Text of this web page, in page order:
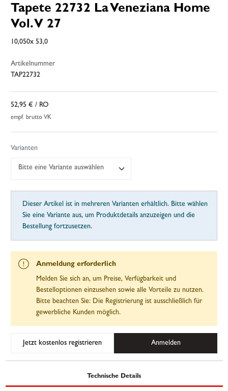
Tapete 22732 La Veneziana Home
Vol. V 27
10,050x 53,0
Artikelnummer
TAP22732
52,95 € / RO
empf. brutto VK
Varianten
Bitte eine Variante auswählen
Dieser Artikel ist in mehreren Varianten erhältlich. Bitte wählen
Sie eine Variante aus, um Produktdetails anzuzeigen und die
Bestellung fortzusetzen.
Anmeldung erforderlich
Melden Sie sich an, um Preise, Verfügbarkeit und
Bestelloptionen einzusehen sowie alle Vorteile zu nutzen.
Bitte beachten Sie: Die Registrierung ist ausschließlich für
gewerbliche Kunden möglich.
Jetzt kostenlos registrieren Anmelden
Technische Details